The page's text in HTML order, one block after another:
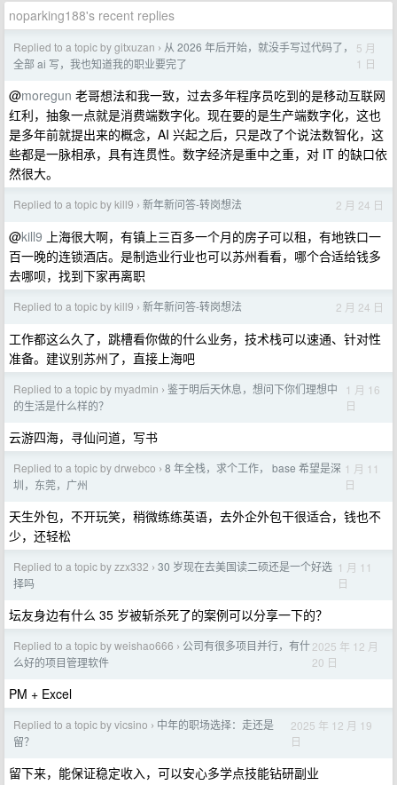
noparking188's recent replies
Replied to a topic by gitxuzan › 从 2026 年后开始，就没手写过代码了，
全部 ai 写，我也知道我的职业要完了
5 月
1 日
@moregun 老哥想法和我一致，过去多年程序员吃到的是移动互联网
红利，抽象一点就是消费端数字化。现在要的是生产端数字化，这也
是多年前就提出来的概念，AI 兴起之后，只是改了个说法数智化，这
些都是一脉相承，具有连贯性。数字经济是重中之重，对 IT 的缺口依
然很大。
Replied to a topic by kill9 › 新年新问答-转岗想法 2 月 24 日
@kill9 上海很大啊，有镇上三百多一个月的房子可以租，有地铁口一
百一晚的连锁酒店。是制造业行业也可以苏州看看，哪个合适给钱多
去哪呗，找到下家再离职
Replied to a topic by kill9 › 新年新问答-转岗想法 2 月 24 日
工作都这么久了，跳槽看你做的什么业务，技术栈可以速通、针对性
准备。建议别苏州了，直接上海吧
Replied to a topic by myadmin › 鉴于明后天休息，想问下你们理想中
的生活是什么样的？
1 月 16
日
云游四海，寻仙问道，写书
Replied to a topic by drwebco › 8 年全栈，求个工作， base 希望是深
圳，东莞，广州
1 月 11
日
天生外包，不开玩笑，稍微练练英语，去外企外包干很适合，钱也不
少，还轻松
Replied to a topic by zzx332 › 30 岁现在去美国读二硕还是一个好选
择吗
1 月 11
日
坛友身边有什么 35 岁被斩杀死了的案例可以分享一下的？
Replied to a topic by weishao666 › 公司有很多项目并行，有什
么好的项目管理软件
2025 年 12 月
20 日
PM + Excel
Replied to a topic by vicsino › 中年的职场选择：走还是
留？
2025 年 12 月 19
日
留下来，能保证稳定收入，可以安心多学点技能钻研副业